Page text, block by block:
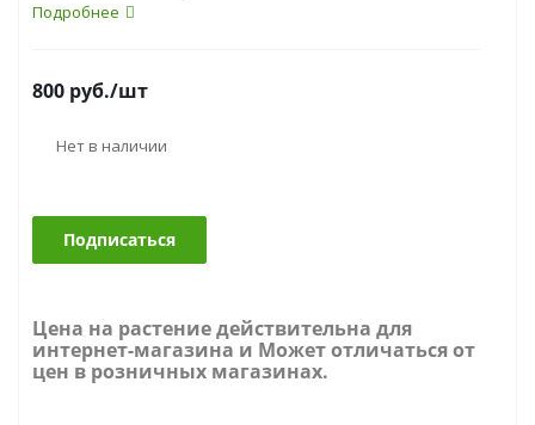
Подробнее
800 руб./шт
Нет в наличии
Подписаться
Цена на растение действительна для
интернет-магазина и Может отличаться от
цен в розничных магазинах.